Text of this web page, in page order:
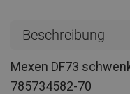
Beschreibung
Mexen DF73
785734582-70